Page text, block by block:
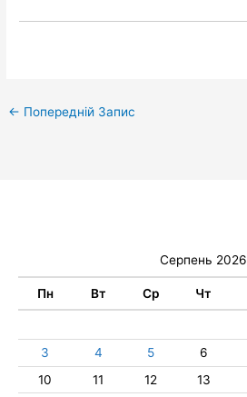
← Попередній Запис
Серпень 2026
Пн Вт Ср Чт
3
4 5 6
10
11 12 13